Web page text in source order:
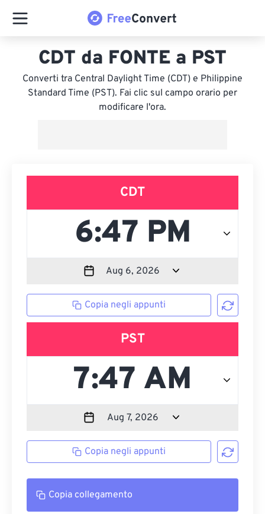
CDT da FONTE a PST
Converti tra Central Daylight Time (CDT) e Philippine
Standard Time (PST). Fai clic sul campo orario per
modificare l'ora.
CDT
Copia negli appunti
PST
Copia negli appunti
Copia collegamento